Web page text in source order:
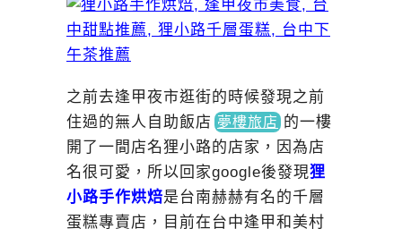
之前去逢甲夜市逛街的時候發現之前
住過的無人自助飯店 夢樓旅店 的一樓
開了一間店名狸小路的店家，因為店
名很可愛，所以回家google後發現狸
小路手作烘焙是台南赫赫有名的千層
蛋糕專賣店，目前在台中逢甲和美村